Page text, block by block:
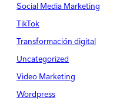
Social Media Marketing
TikTok
Transformación digital
Uncategorized
Video Marketing
Wordpress